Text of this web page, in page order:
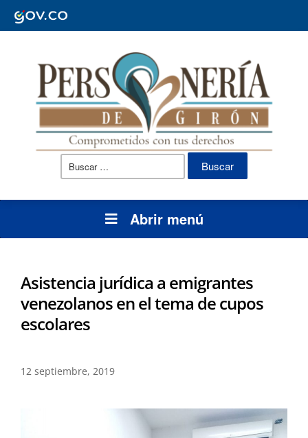
Buscar:
Abrir menú
Asistencia jurídica a emigrantes
venezolanos en el tema de cupos
escolares
12 septiembre, 2019